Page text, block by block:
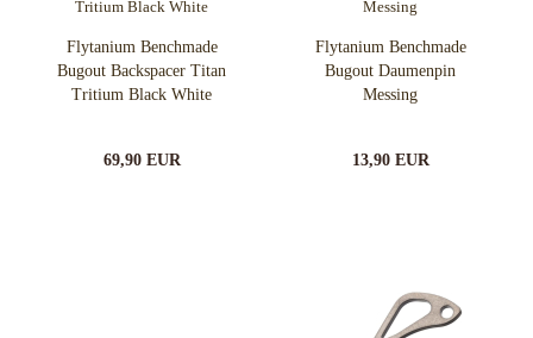
Flytanium Benchmade
Bugout Backspacer Titan
Tritium Black White
69,90 EUR
Flytanium Benchmade
Bugout Daumenpin
Messing
13,90 EUR